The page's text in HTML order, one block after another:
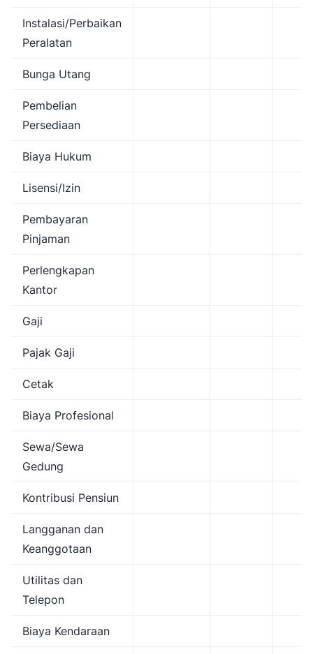
Instalasi/Perbaikan
Peralatan
Bunga Utang
Pembelian
Persediaan
Biaya Hukum
Lisensi/Izin
Pembayaran
Pinjaman
Perlengkapan
Kantor
Gaji
Pajak Gaji
Cetak
Biaya Profesional
Sewa/Sewa
Gedung
Kontribusi Pensiun
Langganan dan
Keanggotaan
Utilitas dan
Telepon
Biaya Kendaraan